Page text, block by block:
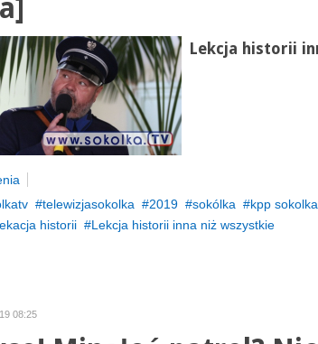
Lekcja historii
telewizjasokolka 2019 sokólka kpp sokolka
historii
Lekcja historii inna niż wszystkie
08:25